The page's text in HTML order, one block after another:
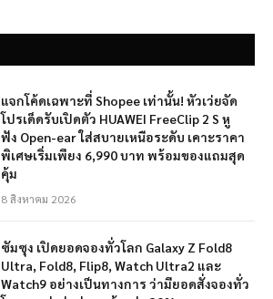
แจกโค้ดเฉพาะที่ Shopee เท่านั้น! หัวเว่ยจัด
โปรเด็ดรับเปิดตัว HUAWEI FreeClip 2 S หู
ฟัง Open-ear ใส่สบายเหนือระดับ เคาะราคา
พิเศษเริ่มเพียง 6,990 บาท พร้อมของแถมสุด
คุ้ม
8 สิงหาคม 2026
ซัมซุง เปิดยอดจองทั่วโลก Galaxy Z Fold8
Ultra, Fold8, Flip8, Watch Ultra2 และ
Watch9 อย่างเป็นทางการ ว่ามียอดสั่งจองทั่ว